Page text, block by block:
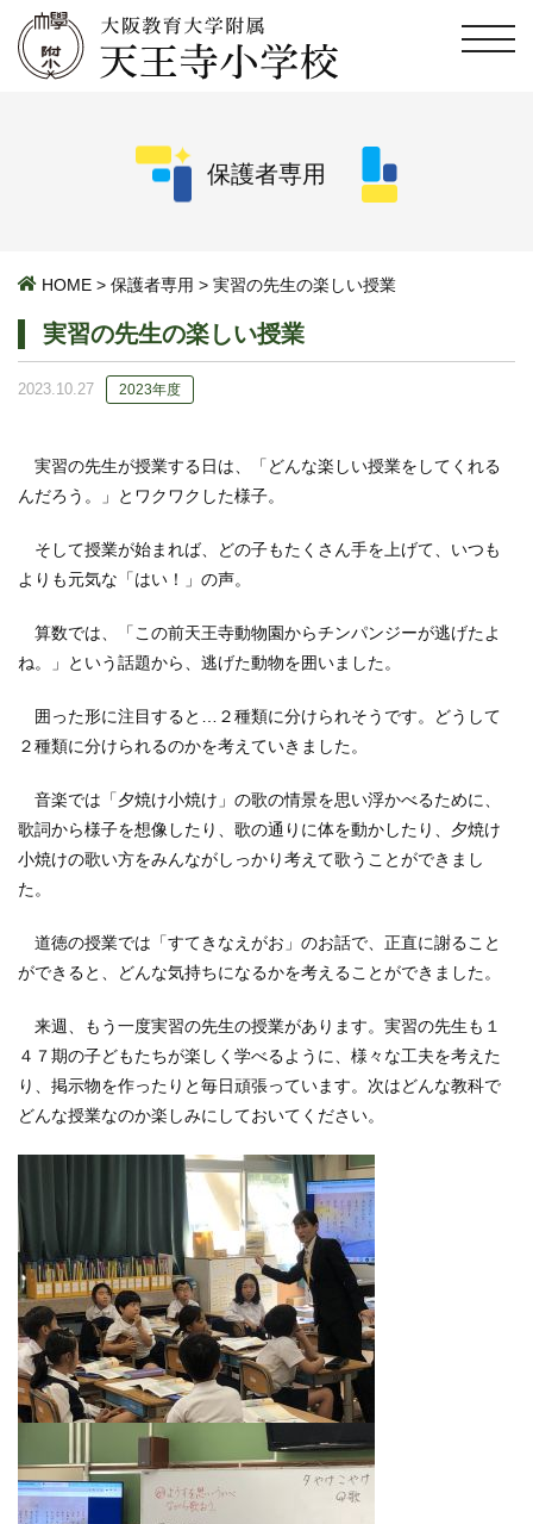
保護者専用
HOME > 保護者専用 > 実習の先生の楽しい授業
実習の先生の楽しい授業
2023.10.27 2023年度
実習の先生が授業する日は、「どんな楽しい授業をしてくれる
んだろう。」とワクワクした様子。
そして授業が始まれば、どの子もたくさん手を上げて、いつも
よりも元気な「はい！」の声。
算数では、「この前天王寺動物園からチンパンジーが逃げたよ
ね。」という話題から、逃げた動物を囲いました。
囲った形に注目すると…２種類に分けられそうです。どうして
２種類に分けられるのかを考えていきました。
音楽では「夕焼け小焼け」の歌の情景を思い浮かべるために、
歌詞から様子を想像したり、歌の通りに体を動かしたり、夕焼け
小焼けの歌い方をみんながしっかり考えて歌うことができまし
た。
道徳の授業では「すてきなえがお」のお話で、正直に謝ること
ができると、どんな気持ちになるかを考えることができました。
来週、もう一度実習の先生の授業があります。実習の先生も１
４７期の子どもたちが楽しく学べるように、様々な工夫を考えた
り、掲示物を作ったりと毎日頑張っています。次はどんな教科で
どんな授業なのか楽しみにしておいてください。